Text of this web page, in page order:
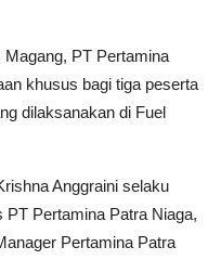
PT Pertamina
khusus bagi tiga peserta
dilaksanakan di Fuel
Anggraini selaku
Pertamina Patra Niaga,
Pertamina Patra